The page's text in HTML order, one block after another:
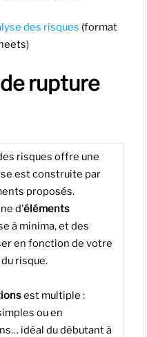
des risques (format
rupture
risques offre une
est construite par
proposés.
d’éléments
à minima, et des
en fonction de votre
risque.
est multiple :
ou en
idéal du débutant à